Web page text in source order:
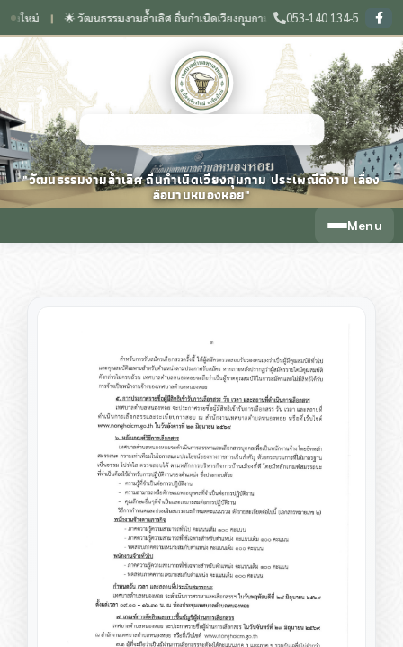
❙ 🌟 วัฒนธรรมงามล้ำเลิศ ถิ่นกำเนิดเวียงกุมกาม ประเพณีดีงาม เลื่องลือนามหนองหอย
053-140 134-5
"วัฒนธรรมงามล้ำเลิศ ถิ่นกำเนิดเวียงกุมกาม ประเพณีดีงาม เลื่อง
ลือนามหนองหอย"
Menu